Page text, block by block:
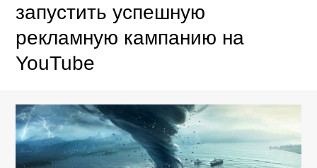
запустить успешную
рекламную кампанию на
YouTube